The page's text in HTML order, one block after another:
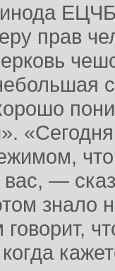
прав
вас, —
знало